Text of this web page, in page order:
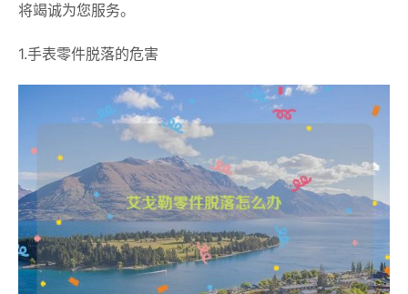
将竭诚为您服务。
1.手表零件脱落的危害